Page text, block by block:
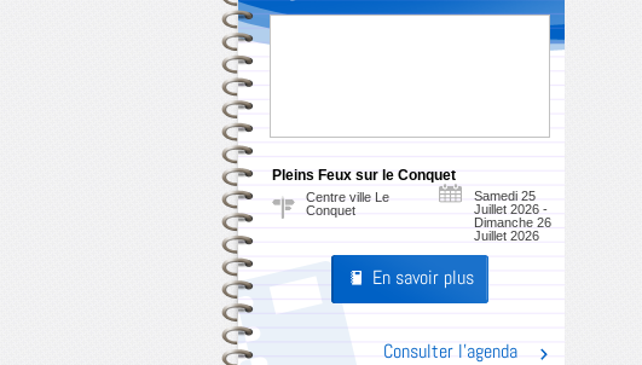
Pleins Feux sur le Conquet
Samedi 25
Juillet 2026 -
Dimanche 26
Juillet 2026
Centre ville Le
Conquet
En savoir plus
Pages
Consulter l'agenda